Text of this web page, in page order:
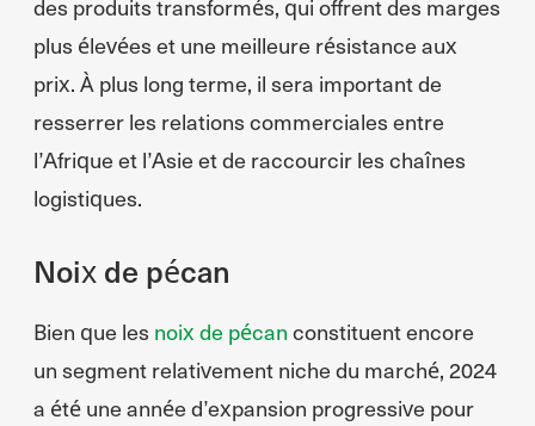
des produits transformés, qui offrent des marges
plus élevées et une meilleure résistance aux
prix. À plus long terme, il sera important de
resserrer les relations commerciales entre
l’Afrique et l’Asie et de raccourcir les chaînes
logistiques.
Noix de pécan
Bien que les noix de pécan constituent encore
un segment relativement niche du marché, 2024
a été une année d’expansion progressive pour